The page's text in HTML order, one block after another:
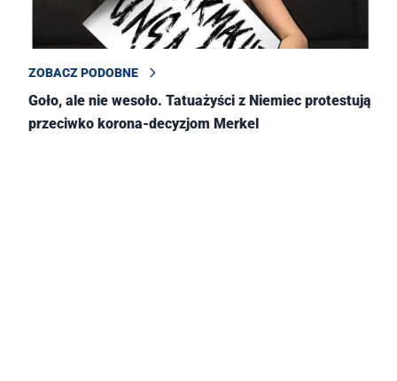
ZOBACZ PODOBNE
Goło, ale nie wesoło. Tatuażyści z Niemiec protestują
przeciwko korona-decyzjom Merkel